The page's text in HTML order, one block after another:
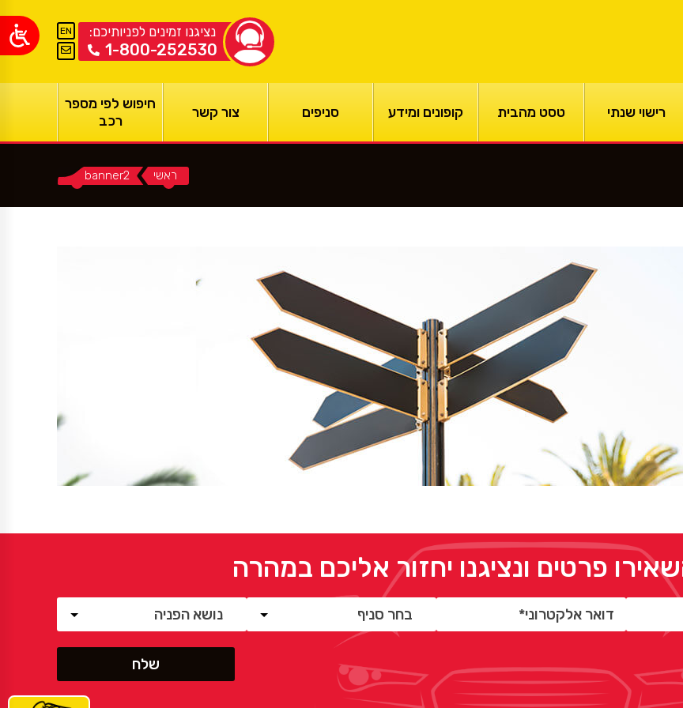
נציגנו זמינים לפניותיכם:
1-800-252530
EN
רישוי שנתי טסט מהבית קופונים ומידע סניפים צור קשר
חיפוש לפי מספר
רכב
You are here:
ראשי banner2
פרטים ונציגנו יחזור אליכם במהרה